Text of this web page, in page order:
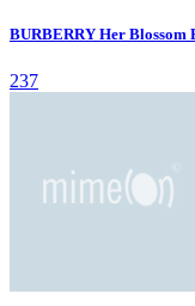
BURBERRY Her Blossom
237